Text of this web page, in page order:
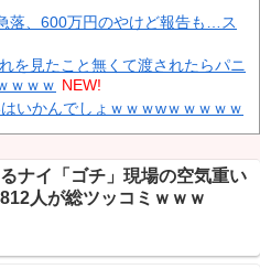
了へ 都市部で9月末に
走行しギネス記録を達成、無駄な
証明 NEW!
落、600万円のやけど報告も…ス
を見たこと無くて渡されたらパニ
ｗｗｗ NEW!
いかんでしょｗｗｗwｗｗｗｗｗ
ースト１位が同点でこの人ｗｗｗ
ってたら学生にめっちゃ見られた
るナイ「ゴチ」現場の空気重い
人が総ツッコミｗｗｗ